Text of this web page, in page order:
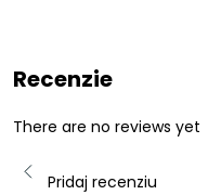
Recenzie
There are no reviews yet
Pridaj recenziu